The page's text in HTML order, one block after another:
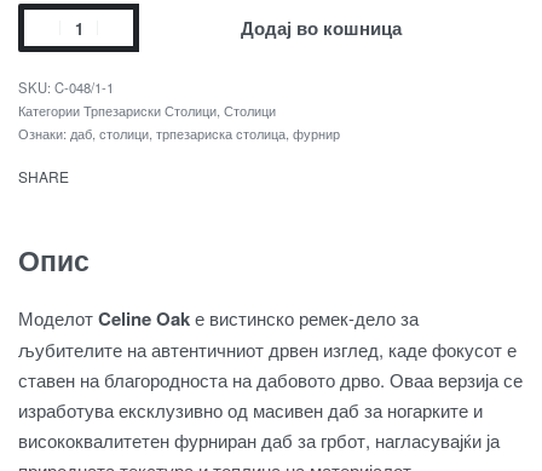
Додај во кошница
C-048/1-1
КатегорииТрпезариски Столици Столици
Ознаки: даб столици трпезариска столица фурнир
SHARE
Опис
МоделотCeline Oakе вистинско ремек-дело за
љубителите на автентичниот дрвен изглед, каде фокусот е
ставен на благородноста на дабовото дрво. Оваа верзија се
изработува ексклузивно од масивен даб за ногарките и
висококвалитетен фурниран даб за грбот, нагласувајќи ја